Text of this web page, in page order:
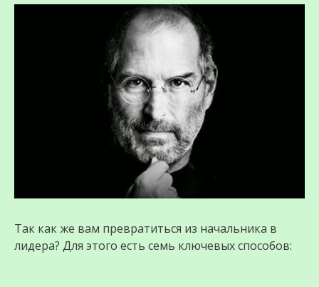
Так как же вам превратиться из начальника в
лидера? Для этого есть семь ключевых способов: